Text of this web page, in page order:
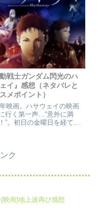
動戦士ガンダム閃光のハ
イ』感想（ネタバレと
メポイント）
映画。ハサウェイの映画
行く第一声…“意外に満
”。初日の金曜日を経て、
に何度もなって映画館が閉
ク
映画)地上波再び感想